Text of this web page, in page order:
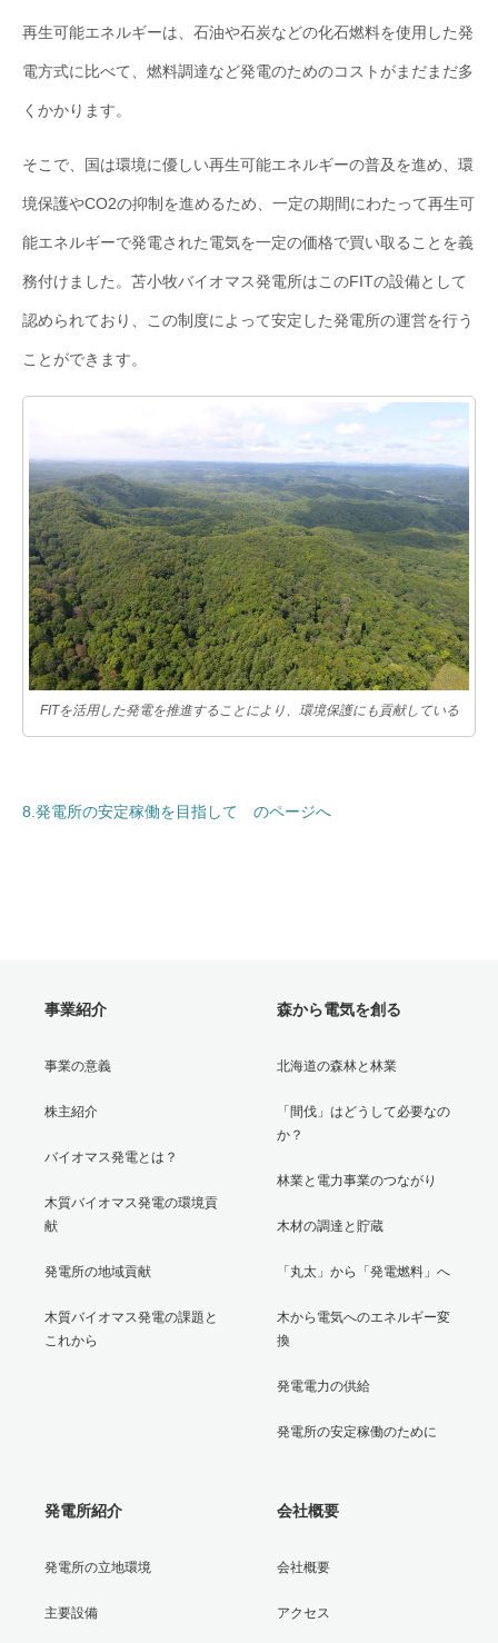
再生可能エネルギーは、石油や石炭などの化石燃料を使用した発
電方式に比べて、燃料調達など発電のためのコストがまだまだ多
くかかります。
そこで、国は環境に優しい再生可能エネルギーの普及を進め、環
境保護やCO2の抑制を進めるため、一定の期間にわたって再生可
能エネルギーで発電された電気を一定の価格で買い取ることを義
務付けました。苫小牧バイオマス発電所はこのFITの設備として
認められており、この制度によって安定した発電所の運営を行う
ことができます。
FITを活用した発電を推進することにより、環境保護にも貢献している
8.発電所の安定稼働を目指して のページへ
事業紹介
事業の意義
株主紹介
バイオマス発電とは？
木質バイオマス発電の環境貢
献
発電所の地域貢献
木質バイオマス発電の課題と
これから
森から電気を創る
北海道の森林と林業
「間伐」はどうして必要なの
か？
林業と電力事業のつながり
木材の調達と貯蔵
「丸太」から「発電燃料」へ
木から電気へのエネルギー変
換
発電電力の供給
発電所の安定稼働のために
発電所紹介
発電所の立地環境
主要設備
会社概要
会社概要
アクセス